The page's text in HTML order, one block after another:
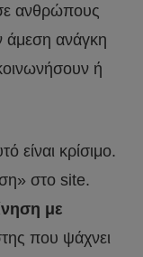
ανθρώπους
άμεση ανάγκη
ή
είναι κρίσιμο.
στο site.
με
που ψάχνει